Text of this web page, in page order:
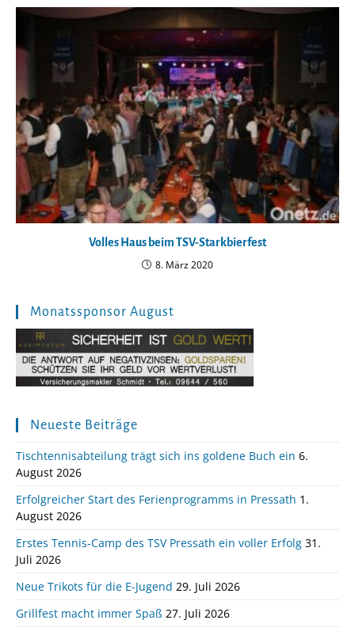
Volles Haus beim TSV-Starkbierfest
8. März 2020
Monatssponsor August
Neueste Beiträge
Tischtennisabteilung trägt sich ins goldene Buch ein 6.
August 2026
Erfolgreicher Start des Ferienprogramms in Pressath 1.
August 2026
Erstes Tennis-Camp des TSV Pressath ein voller Erfolg 31.
Juli 2026
Neue Trikots für die E-Jugend 29. Juli 2026
Grillfest macht immer Spaß 27. Juli 2026